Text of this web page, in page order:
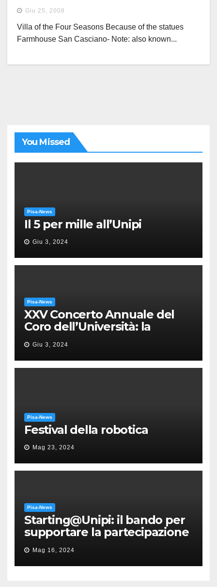
Giu 25, 2008
Villa of the Four Seasons Because of the statues
Farmhouse San Casciano- Note: also known...
You Missed
Pisa-News
Il 5 per mille all’Unipi
Giu 3, 2024
Pisa-News
XXV Concerto Annuale del
Coro dell’Università: la
“Messa in gloria” di Giacomo
Puccini
Giu 3, 2024
Pisa-News
Festival della robotica
Mag 23, 2024
Pisa-News
Starting@Unipi: il bando per
supportare la partecipazione
all’ERC Starting Grant
Mag 16, 2024